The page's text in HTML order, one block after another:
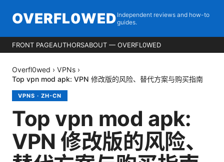
OVERFL0WED Independent reviews and how-to
guides.
FRONT PAGEAUTHORSABOUT — OVERFL0WED
Overfl0wed › VPNs ›
Top vpn mod apk: VPN 修改版的风险、替代方案与购买指南
VPNS · ZH-CN
Top vpn mod apk:
VPN 修改版的风险、